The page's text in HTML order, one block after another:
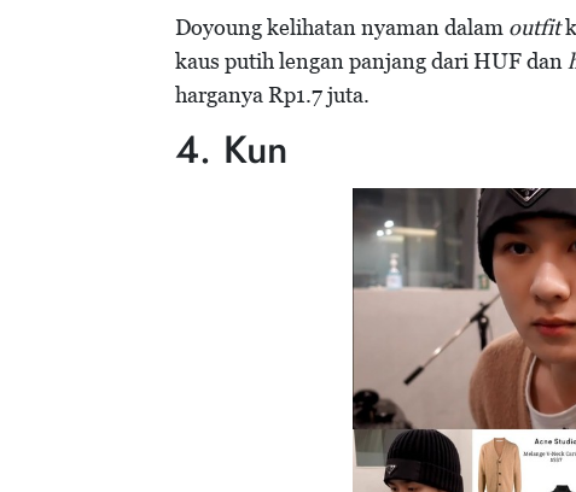
Doyoung kelihatan nyaman dalam outfit
kaus putih lengan panjang dari HUF dan
harganya Rp1.7 juta.
4. Kun